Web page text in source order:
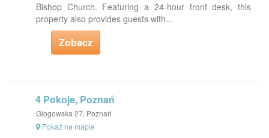
Bishop Church. Featuring a 24-hour front desk, this
property also provides guests with...
Zobacz
4 Pokoje, Poznań
Glogowska 27, Poznań
Pokaż na mapie